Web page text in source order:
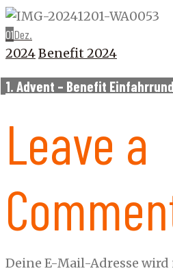
01Dez.
2024Benefit 2024
1. Advent – Benefit
Leave a
Deine E-Mail-Adresse